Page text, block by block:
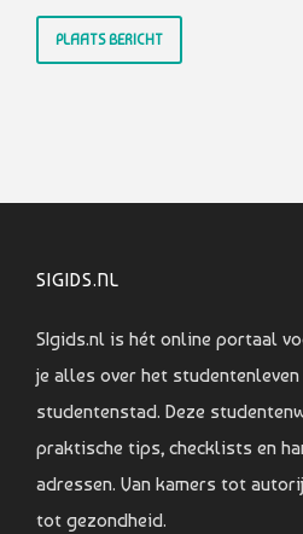
SIGIDS.NL
SIgids.nl is hét online portaal
je alles over het studentenleven
studentenstad. Deze
praktische tips, checklists en
adressen. Van kamers tot
tot gezondheid.